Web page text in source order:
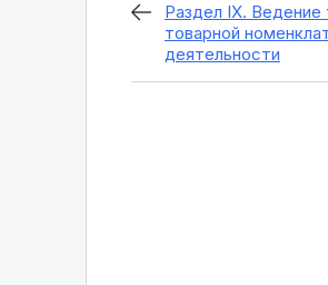
Раздел IX.
товарной
деятельности